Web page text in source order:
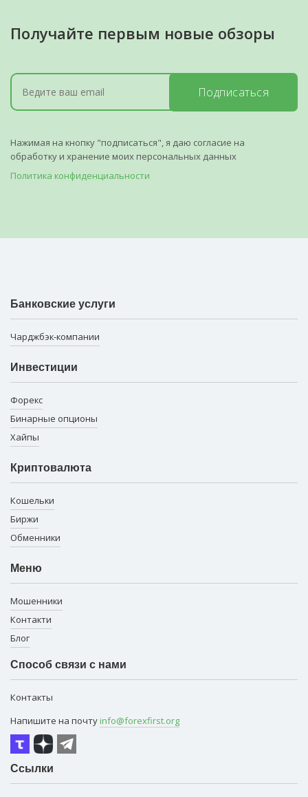
Получайте первым новые обзоры
Подписаться
Нажимая на кнопку "подписаться", я даю согласие на
обработку и хранение моих персональных данных
Политика конфиденциальности
Банковские услуги
Чарджбэк-компании
Инвестиции
Форекс
Бинарные опционы
Хайпы
Криптовалюта
Кошельки
Биржи
Обменники
Меню
Мошенники
Контакти
Блог
Способ связи с нами
Контакты
Напишите на почту info@forexfirst.org
Ссылки